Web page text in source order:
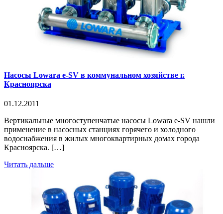
Насосы Lowara e-SV в коммунальном хозяйстве г.
Красноярска
01.12.2011
Вертикальные многоступенчатые насосы Lowara e-SV нашли
применение в насосных станциях горячего и холодного
водоснабжения в жилых многоквартирных домах города
Красноярска. […]
Читать дальше